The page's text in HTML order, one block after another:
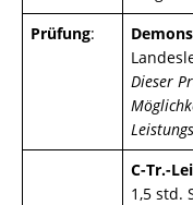
Prüfung:
Dieser
C-Tr.-
1,5 std.